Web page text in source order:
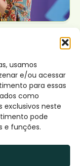
usamos
e/ou acessar
para essas
como
neste
pode
e funções.
Trabalhe conosco
Rio de Janeiro
São Paulo
Lisboa
Conecte-se
Facebook
Instagram
LinkedIn